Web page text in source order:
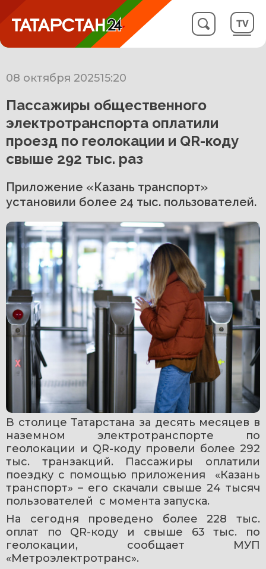
08 октября 202515:20
Пассажиры общественного
электротранспорта оплатили
проезд по геолокации и QR-коду
свыше 292 тыс. раз
Приложение «Казань транспорт»
установили более 24 тыс. пользователей.
В столице Татарстана за десять месяцев в
наземном электротранспорте по
геолокации и QR-коду провели более 292
тыс. транзакций. Пассажиры оплатили
поездку с помощью приложения  «Казань
транспорт» – его скачали свыше 24 тысяч
пользователей  с момента запуска.
На сегодня проведено более 228 тыс.
оплат по QR-коду и свыше 63 тыс. по
геолокации, сообщает МУП
«Метроэлектротранс».